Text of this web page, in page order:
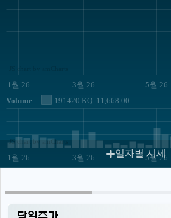
1월 26 3월 26 5월 26
Volume 191420.KQ 11,668.00
1월 26 3월 26 5월 26
JS chart by amCharts
일자별 시세